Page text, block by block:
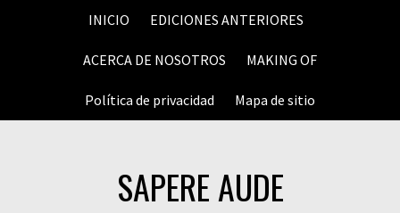
INICIO EDICIONES ANTERIORES
ACERCA DE NOSOTROS MAKING OF
Política de privacidad Mapa de sitio
SAPERE AUDE